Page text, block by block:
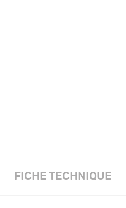
FICHE TECHNIQUE